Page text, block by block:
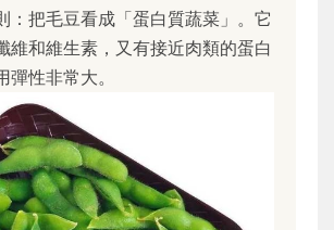
：把毛豆看成「蛋白質蔬菜」。它
維和維生素，又有接近肉類的蛋白
彈性非常大。